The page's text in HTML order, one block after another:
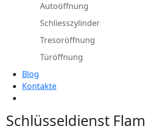
Autoöffnung
Schliesszylinder
Tresoröffnung
Türöffnung
Blog
Kontakte
Schlüsseldienst